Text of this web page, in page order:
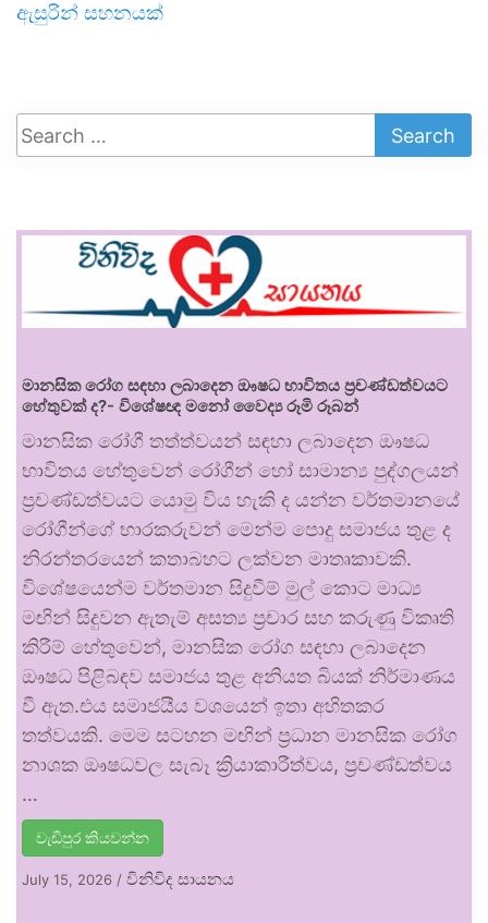
ඇසුරින් සහනයක්
මානසික රෝග සඳහා ලබාදෙන ඖෂධ භාවිතය ප්‍රචණ්ඩත්වයට
හේතුවක් ද?- විශේෂඥ මනෝ වෛද්‍ය රූමි රූබන්
මානසික රෝගී තත්ත්වයන් සඳහා ලබාදෙන ඖෂධ
භාවිතය හේතුවෙන් රෝගීන් හෝ සාමාන්‍ය පුද්ගලයන්
ප්‍රචණ්ඩත්වයට යොමු විය හැකි ද යන්න වර්තමානයේ
රෝගීන්ගේ භාරකරුවන් මෙන්ම පොදු සමාජය තුළ ද
නිරන්තරයෙන් කතාබහට ලක්වන මාතෘකාවකි.
විශේෂයෙන්ම වර්තමාන සිදුවීම් මුල් කොට මාධ්‍ය
මඟින් සිදුවන ඇතැම් අසත්‍ය ප්‍රචාර සහ කරුණු විකෘති
කිරීම් හේතුවෙන්, මානසික රෝග සඳහා ලබාදෙන
ඖෂධ පිළිබඳව සමාජය තුළ අනියත බියක් නිර්මාණය
වී ඇත.එය සමාජයීය වශයෙන් ඉතා අහිතකර
තත්වයකි. මෙම සටහන මඟින් ප්‍රධාන මානසික රෝග
නාශක ඖෂධවල සැබෑ ක්‍රියාකාරීත්වය, ප්‍රචණ්ඩත්වය
…
වැඩිපුර කියවන්න
July 15, 2026 / විනිවිද සායනය